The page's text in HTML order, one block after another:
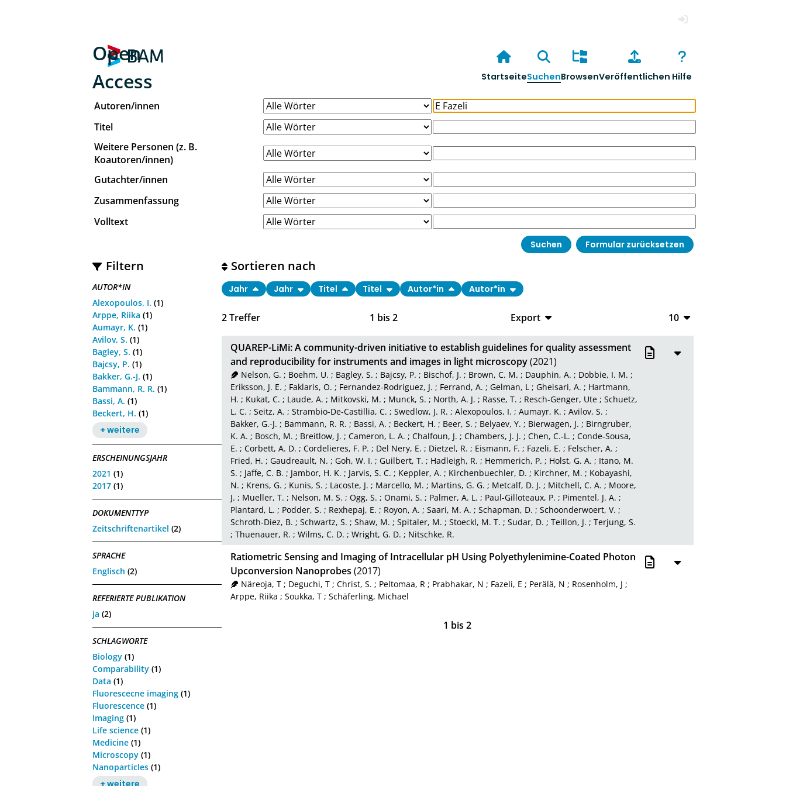
Open
Access
StartseiteSuchenBrowsenVeröffentlichen Hilfe
Autoren/innen
Titel
Weitere Personen (z. B.
Koautoren/innen)
Gutachter/innen
Zusammenfassung
Volltext
Filtern
AUTOR*IN
Alexopoulos, I. (1)
Arppe, Riika (1)
Aumayr, K. (1)
Avilov, S. (1)
Bagley, S. (1)
Bajcsy, P. (1)
Bakker, G.-J. (1)
Bammann, R. R. (1)
Bassi, A. (1)
Beckert, H. (1)
+ weitere
ERSCHEINUNGSJAHR
2021 (1)
2017 (1)
DOKUMENTTYP
Zeitschriftenartikel (2)
SPRACHE
Englisch (2)
REFERIERTE PUBLIKATION
ja (2)
SCHLAGWORTE
Biology (1)
Comparability (1)
Data (1)
Fluorescecne imaging (1)
Fluorescence (1)
Imaging (1)
Life science (1)
Medicine (1)
Microscopy (1)
Nanoparticles (1)
2Treffer 1 bis 2
Export
CSV
RIS
XML
10
10
20
Sortieren nach
Jahr Jahr Titel Titel Autor*in Autor*in
QUAREP-LiMi: A community-driven initiative to establish guidelines for quality assessment
and reproducibility for instruments and images in light microscopy(2021)
Nelson, G. ; Boehm, U. ; Bagley, S. ; Bajcsy, P. ; Bischof, J. ; Brown, C. M. ; Dauphin, A. ; Dobbie, I. M. ;
Eriksson, J. E. ; Faklaris, O. ; Fernandez-Rodriguez, J. ; Ferrand, A. ; Gelman, L; Gheisari, A. ; Hartmann,
H. ; Kukat, C. ; Laude, A. ; Mitkovski, M. ; Munck, S. ; North, A. J. ; Rasse, T. ; Resch-Genger, Ute; Schuetz,
L. C. ; Seitz, A. ; Strambio-De-Castillia, C. ; Swedlow, J. R. ; Alexopoulos, I. ; Aumayr, K. ; Avilov, S. ;
Bakker, G.-J. ; Bammann, R. R. ; Bassi, A. ; Beckert, H. ; Beer, S. ; Belyaev, Y. ; Bierwagen, J. ; Birngruber,
K. A. ; Bosch, M. ; Breitlow, J. ; Cameron, L. A. ; Chalfoun, J. ; Chambers, J. J. ; Chen, C.-L. ; Conde-Sousa,
E. ; Corbett, A. D. ; Cordelieres, F. P. ; Del Nery, E. ; Dietzel, R. ; Eismann, F. ; Fazeli, E. ; Felscher, A. ;
Fried, H. ; Gaudreault, N. ; Goh, W. I. ; Guilbert, T. ; Hadleigh, R. ; Hemmerich, P. ; Holst, G. A. ; Itano, M.
S. ; Jaffe, C. B. ; Jambor, H. K. ; Jarvis, S. C. ; Keppler, A. ; Kirchenbuechler, D. ; Kirchner, M. ; Kobayashi,
N. ; Krens, G. ; Kunis, S. ; Lacoste, J. ; Marcello, M. ; Martins, G. G. ; Metcalf, D. J. ; Mitchell, C. A. ; Moore,
J. ; Mueller, T. ; Nelson, M. S. ; Ogg, S. ; Onami, S. ; Palmer, A. L. ; Paul-Gilloteaux, P. ; Pimentel, J. A. ;
Plantard, L. ; Podder, S. ; Rexhepaj, E. ; Royon, A. ; Saari, M. A. ; Schapman, D. ; Schoonderwoert, V. ;
Schroth-Diez, B. ; Schwartz, S. ; Shaw, M. ; Spitaler, M. ; Stoeckl, M. T. ; Sudar, D. ; Teillon, J. ; Terjung, S.
; Thuenauer, R. ; Wilms, C. D. ; Wright, G. D. ; Nitschke, R.
Ratiometric Sensing and Imaging of Intracellular pH Using Polyethylenimine-Coated Photon
Upconversion Nanoprobes (2017)
Näreoja, T ; Deguchi, T ;Christ, S. ; Peltomaa, R ; Prabhakar, N ; Fazeli, E ; Perälä, N ; Rosenholm, J ;
Arppe, Riika ; Soukka, T; Schäferling, Michael
1 bis2